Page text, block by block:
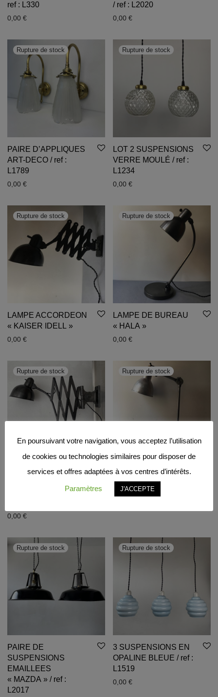
ref : L330
0,00 €
/ ref : L2020
0,00 €
PAIRE D’APPLIQUES
ART-DECO / ref :
L1789
0,00 €
LOT 2 SUSPENSIONS
VERRE MOULÉ / ref :
L1234
0,00 €
LAMPE ACCORDEON
« KAISER IDELL »
0,00 €
LAMPE DE BUREAU
« HALA »
0,00 €
LAMPE ACCORDEON
MODELE 6614 / ref :
0,00 €
APPLIQUE MURALE
« GRAS RAVEL » N°
202
PAIRE DE
SUSPENSIONS
EMAILLEES
« MAZDA » / ref :
L2017
3 SUSPENSIONS EN
OPALINE BLEUE / ref :
L1519
0,00 €
En poursuivant votre navigation, vous acceptez l’utilisation
de cookies ou technologies similaires pour disposer de
services et offres adaptées à vos centres d’intérêts.
Paramètres J'ACCEPTE